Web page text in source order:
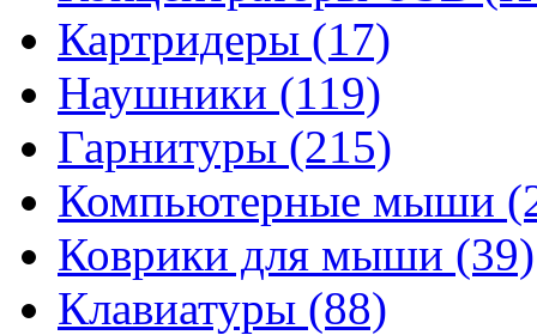
Картридеры (17)
Наушники (119)
Гарнитуры (215)
Компьютерные мыши
Коврики для мыши (39)
Клавиатуры (88)